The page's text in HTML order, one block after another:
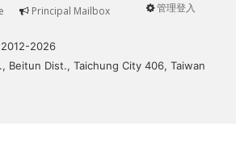
User
管理登入
Principal Mailbox
2026
Beitun Dist., Taichung City 406, Taiwan